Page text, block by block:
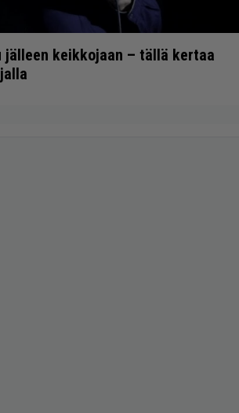
jälleen keikkojaan – tällä kertaa